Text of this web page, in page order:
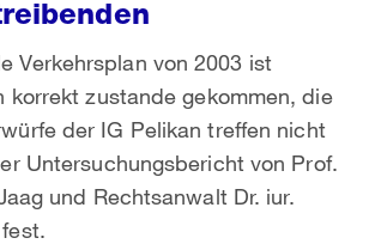
Verkehrsplan von 2003 ist
korrekt zustande gekommen, die
der IG Pelikan treffen nicht
Untersuchungsbericht von Prof.
und Rechtsanwalt Dr. iur.